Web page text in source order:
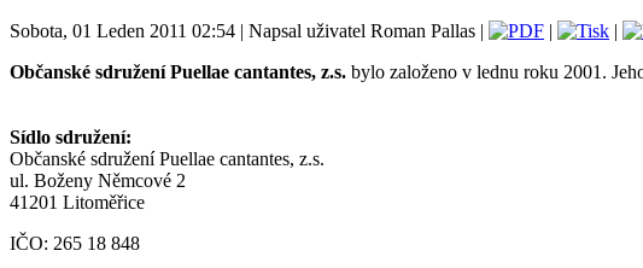
Sobota, 01 Leden 2011 02:54 | Napsal uživatel Roman Pallas | |
|
Občanské sdružení Puellae cantantes, z.s. bylo založeno v lednu roku 2001.
Sídlo sdružení:
Občanské sdružení Puellae cantantes, z.s.
ul. Boženy Němcové 2
41201 Litoměřice
IČO: 265 18 848